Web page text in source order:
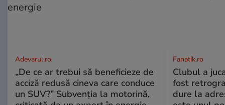
Adevarul.ro
„De ce ar trebui să beneficieze de
acciză redusă cineva care conduce
un SUV?” Subvenția la motorină,
Fanatik.ro
Clubul a
fost
dure la